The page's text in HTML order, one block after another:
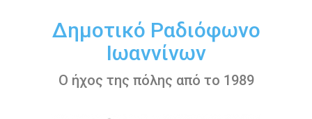
περιεχόμενοΔημοτικό Ραδιόφωνο
Ιωαννίνων
Ο ήχος της πόλης από το 1989